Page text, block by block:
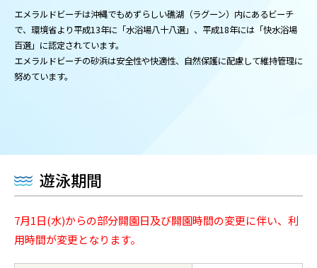
エメラルドビーチは沖縄でもめずらしい礁湖（ラグーン）内にあるビーチ
で、環境省より平成13年に「水浴場八十八選」、平成18年には「快水浴場
百選」に認定されています。
エメラルドビーチの砂浜は安全性や快適性、自然保護に配慮して維持管理に
努めています。
遊泳期間
7月1日(水)からの部分開園日及び開園時間の変更に伴い、利
用時間が変更となります。